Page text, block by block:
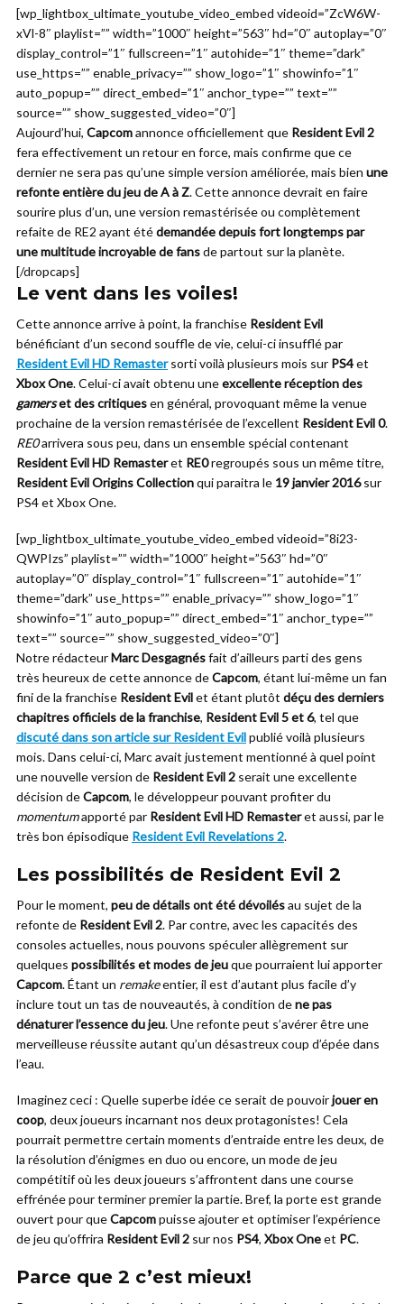
[wp_lightbox_ultimate_youtube_video_embed videoid=”ZcW6W-
xVl-8″ playlist=”” width=”1000″ height=”563″ hd=”0″ autoplay=”0″
display_control=”1″ fullscreen=”1″ autohide=”1″ theme=”dark”
use_https=”” enable_privacy=”” show_logo=”1″ showinfo=”1″
auto_popup=”” direct_embed=”1″ anchor_type=”” text=””
source=”” show_suggested_video=”0″]
Aujourd’hui, Capcomannonce officiellement que Resident Evil 2
fera effectivement un retour en force, mais confirme que ce
dernier ne sera pas qu’une simple version améliorée, mais bien une
refonte entière du jeu de A à Z. Cette annonce devrait en faire
sourire plus d’un, une version remastérisée ou complètement
refaite de RE2 ayant étédemandée depuis fort longtemps par
une multitude incroyable de fansde partout sur la planète.
[/dropcaps]
Le vent dans les voiles!
Cette annonce arrive à point, la franchise Resident Evil
bénéficiant d’un second souffle de vie, celui-ci insufflé par
Resident Evil HD Remastersorti voilà plusieurs mois sur PS4et
Xbox One. Celui-ci avait obtenu uneexcellente réception des
gamerset des critiquesen général, provoquant même la venue
prochaine de la version remastérisée de l’excellent Resident Evil 0.
RE0arrivera sous peu, dans un ensemble spécial contenant
Resident Evil HD Remasteret RE0regroupés sous un même titre,
Resident Evil Origins Collectionqui paraitra le 19 janvier 2016sur
PS4 et Xbox One.
[wp_lightbox_ultimate_youtube_video_embed videoid=”8i23-
QWPIzs” playlist=”” width=”1000″ height=”563″ hd=”0″
autoplay=”0″ display_control=”1″ fullscreen=”1″ autohide=”1″
theme=”dark” use_https=”” enable_privacy=”” show_logo=”1″
showinfo=”1″ auto_popup=”” direct_embed=”1″ anchor_type=””
text=”” source=”” show_suggested_video=”0″]
Notre rédacteurMarc Desgagnésfait d’ailleurs parti des gens
très heureux de cette annonce deCapcom, étant lui-même un fan
fini de la franchise Resident Evilet étant plutôt déçu des derniers
chapitres officiels de la franchise, Resident Evil 5 et 6, tel que
discuté dans son article sur Resident Evilpublié voilà plusieurs
mois. Dans celui-ci, Marc avait justement mentionné à quel point
une nouvelle version de Resident Evil 2 serait une excellente
décision deCapcom, le développeur pouvant profiter du
momentumapporté par Resident Evil HD Remasteret aussi, par le
très bon épisodique Resident Evil Revelations 2.
Les possibilités de Resident Evil 2
Pour le moment, peu de détails ont été dévoilésau sujet de la
refonte de Resident Evil 2. Par contre, avec les capacités des
consoles actuelles, nous pouvons spéculer allègrement sur
quelques possibilités et modes de jeuque pourraient lui apporter
Capcom. Étant un remakeentier, il est d’autant plus facile d’y
inclure tout un tas de nouveautés, à condition dene pas
dénaturer l’essence du jeu. Une refonte peut s’avérer être une
merveilleuse réussite autant qu’un désastreux coup d’épée dans
l’eau.
Imaginez ceci : Quelle superbe idée ce serait de pouvoirjouer en
coop, deux joueurs incarnant nos deux protagonistes! Cela
pourrait permettre certain moments d’entraide entre les deux, de
la résolution d’énigmes en duo ou encore, un mode de jeu
compétitif où les deux joueurs s’affrontent dans une course
effrénée pour terminer premier la partie. Bref, la porte est grande
ouvert pour queCapcompuisse ajouter et optimiser l’expérience
de jeu qu’offrira Resident Evil 2 sur nos PS4, Xbox Oneet PC.
Parce que 2 c’est mieux!